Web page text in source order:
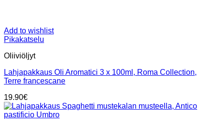
Add to wishlist
Pikakatselu
Oliiviöljyt
Lahjapakkaus Oli Aromatici 3 x 100ml, Roma Collection,
Terre francescane
19.90€